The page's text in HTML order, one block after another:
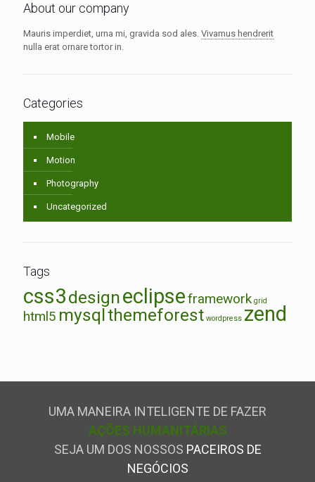
About our company
Mauris imperdiet, urna mi, gravida sod ales. Vivamus hendrerit
nulla erat ornare tortor in.
Categories
Mobile
Motion
Photography
Uncategorized
Tags
css3designeclipseframework grid
html5 mysqlthemeforest wordpress zend
UMA MANEIRA INTELIGENTE DE FAZER
AÇÕES HUMANITÁRIAS
SEJA UM DOS NOSSOS PACEIROS DE
NEGÓCIOS